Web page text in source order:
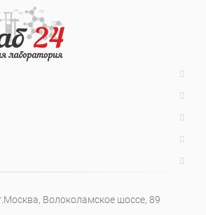
Волоколамское шоссе, 89